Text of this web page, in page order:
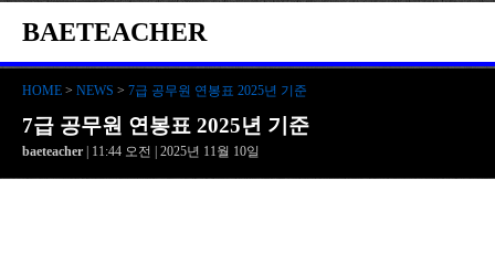
BAETEACHER
HOME > NEWS > 7급 공무원 연봉표 2025년 기준
7급 공무원 연봉표 2025년 기준
baeteacher | 11:44 오전 | 2025년 11월 10일